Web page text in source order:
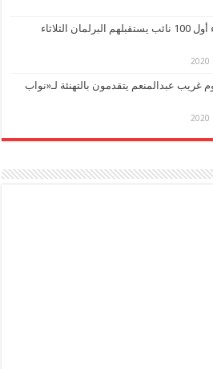
ننشر أسماء أول 100 نائب يستقبلهم البرلمان الثلاثاء
غريب عبدالمنعم يتقدمون بالتهنئة لـ«نواب